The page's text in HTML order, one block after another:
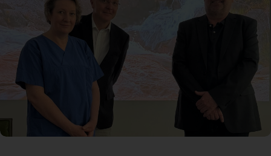
Veranstaltungen
Kontakt
Anfahrt + Parken